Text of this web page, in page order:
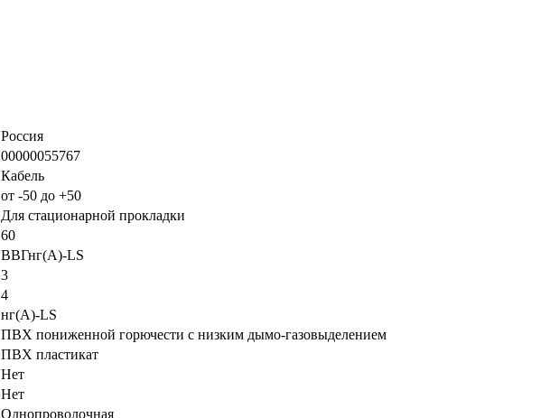
Россия
00000055767
Кабель
от -50 до +50
Для стационарной прокладки
60
ВВГнг(A)-LS
3
4
нг(A)-LS
ПВХ пониженной горючести с низким дымо-газовыделением
ПВХ пластикат
Нет
Нет
Однопроволочная